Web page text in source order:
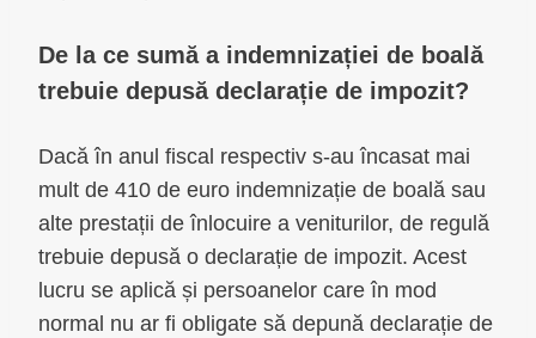
De la ce sumă a indemnizației de boală
trebuie depusă declarație de impozit?
Dacă în anul fiscal respectiv s-au încasat mai
mult de 410 de euro indemnizație de boală sau
alte prestații de înlocuire a veniturilor, de regulă
trebuie depusă o declarație de impozit. Acest
lucru se aplică și persoanelor care în mod
normal nu ar fi obligate să depună declarație de